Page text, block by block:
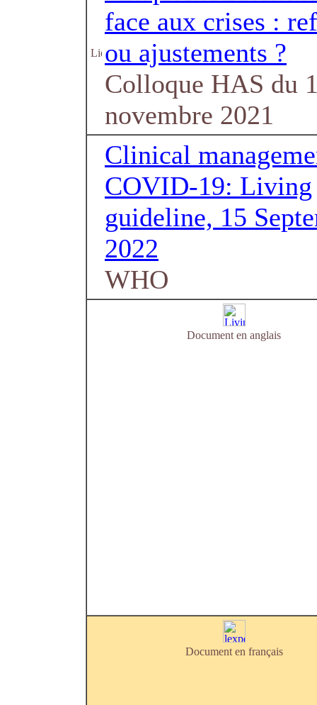
face aux crises :
ou ajustements ?
Colloque HAS du
novembre 2021
Clinical
COVID-19: Living
guideline, 15
2022
WHO
Document en anglais
Document en français